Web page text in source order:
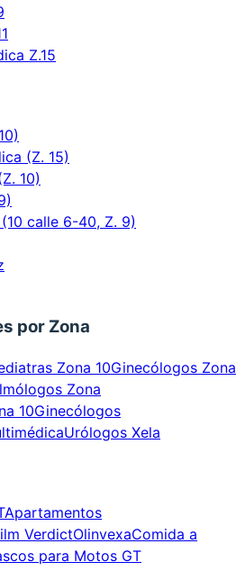
Z.15
(Z. 15)
10)
calle 6-40, Z. 9)
por Zona
Zona 10Ginecólogos Zona
Zona
10Ginecólogos
Urólogos Xela
Apartamentos
VerdictOlinvexaComida a
para Motos GT